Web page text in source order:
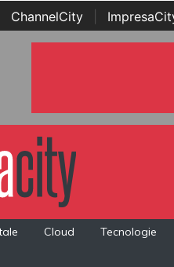
ChannelCity
Cloud Tecnologie